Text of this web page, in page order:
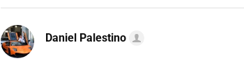
Daniel Palestino